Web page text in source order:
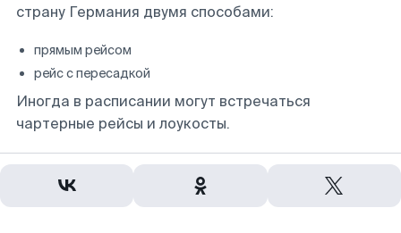
страну Германия двумя способами:
прямым рейсом
рейс с пересадкой
Иногда в расписании могут встречаться
чартерные рейсы и лоукосты.